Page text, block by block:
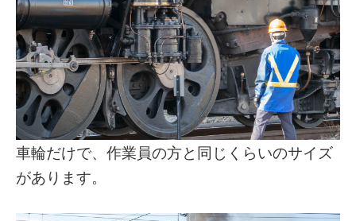
車輪だけで、作業員の方と同じくらいのサイズ
があります。